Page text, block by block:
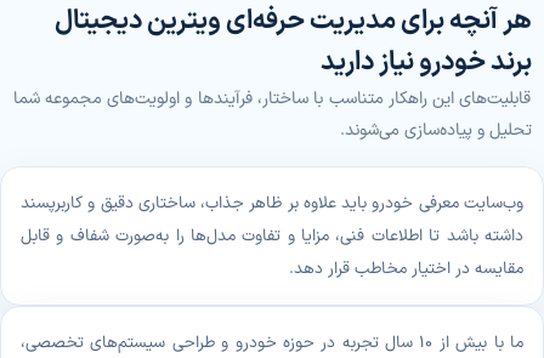
هر آنچه برای مدیریت حرفه‌ای ویترین دیجیتال
برند خودرو نیاز دارید
قابلیت‌های این راهکار متناسب با ساختار، فرآیندها و اولویت‌های مجموعه شما
تحلیل و پیاده‌سازی می‌شوند.
وب‌سایت معرفی خودرو باید علاوه بر ظاهر جذاب، ساختاری دقیق و کاربرپسند
داشته باشد تا اطلاعات فنی، مزایا و تفاوت مدل‌ها را به‌صورت شفاف و قابل
مقایسه در اختیار مخاطب قرار دهد.
ما با بیش از 10 سال تجربه در حوزه خودرو و طراحی سیستم‌های تخصصی،